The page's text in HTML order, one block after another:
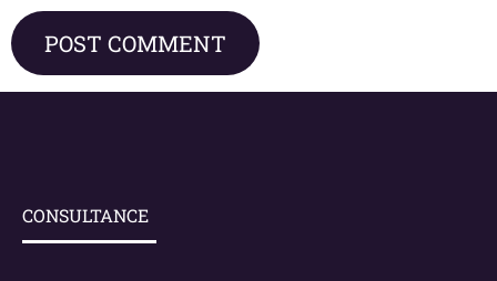
CONSULTANCE